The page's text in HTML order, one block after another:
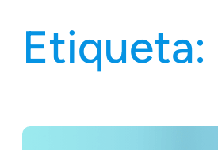
Etiqueta: